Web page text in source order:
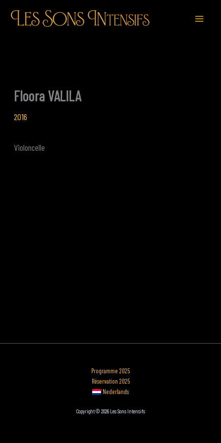
Floora VALILA
2016
Violoncelle
Programme 2025
Réservation 2025
Nederlands
Copyright © 2026 Les Sons Intensifs